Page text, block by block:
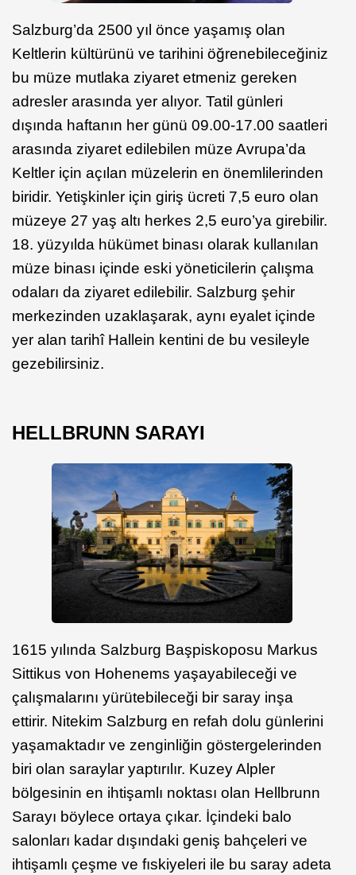
Salzburg’da 2500 yıl önce yaşamış olan
Keltlerin kültürünü ve tarihini öğrenebileceğiniz
bu müze mutlaka ziyaret etmeniz gereken
adresler arasında yer alıyor. Tatil günleri
dışında haftanın her günü 09.00-17.00 saatleri
arasında ziyaret edilebilen müze Avrupa’da
Keltler için açılan müzelerin en önemlilerinden
biridir. Yetişkinler için giriş ücreti 7,5 euro olan
müzeye 27 yaş altı herkes 2,5 euro’ya girebilir.
18. yüzyılda hükümet binası olarak kullanılan
müze binası içinde eski yöneticilerin çalışma
odaları da ziyaret edilebilir. Salzburg şehir
merkezinden uzaklaşarak, aynı eyalet içinde
yer alan tarihî Hallein kentini de bu vesileyle
gezebilirsiniz.
HELLBRUNN SARAYI
1615 yılında Salzburg Başpiskoposu Markus
Sittikus von Hohenems yaşayabileceği ve
çalışmalarını yürütebileceği bir saray inşa
ettirir. Nitekim Salzburg en refah dolu günlerini
yaşamaktadır ve zenginliğin göstergelerinden
biri olan saraylar yaptırılır. Kuzey Alpler
bölgesinin en ihtişamlı noktası olan Hellbrunn
Sarayı böylece ortaya çıkar. İçindeki balo
salonları kadar dışındaki geniş bahçeleri ve
ihtişamlı çeşme ve fıskiyeleri ile bu saray adeta